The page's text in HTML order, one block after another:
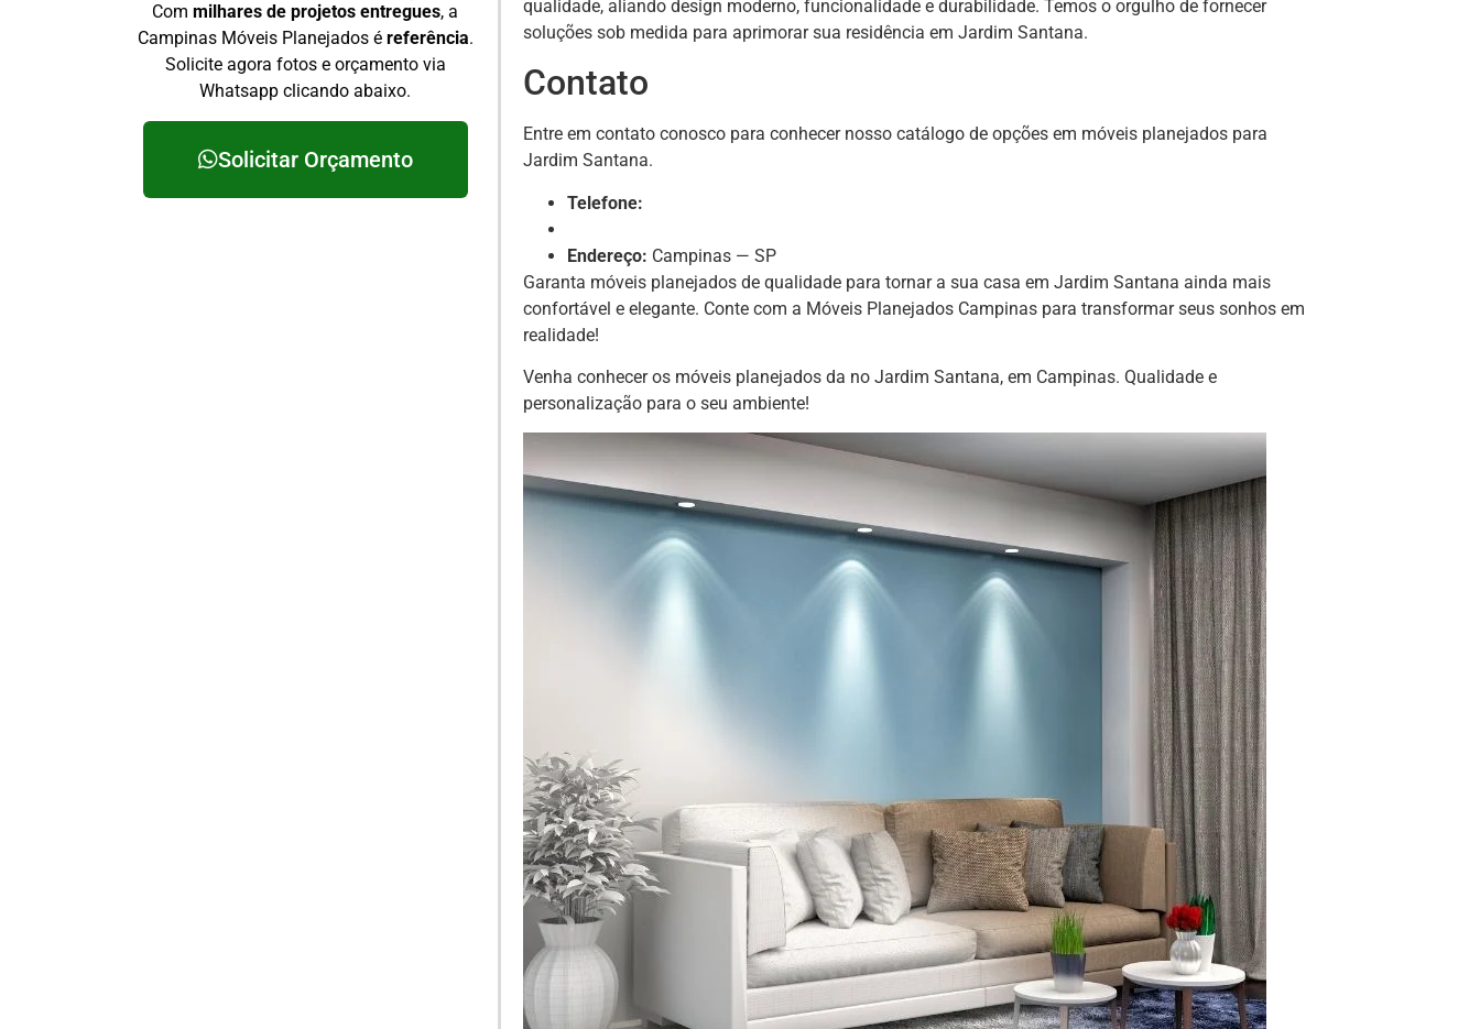
Commilhares de projetos entregues, a
Campinas Móveis Planejados é referência.
Solicite agora fotos e orçamento via
Whatsapp clicando abaixo.
Solicitar Orçamento
qualidade, aliando design moderno, funcionalidade e durabilidade. Temos o orgulho de fornecer
soluções sob medida para aprimorar sua residência em Jardim Santana.
Contato
Entre em contato conosco para conhecer nosso catálogo de opções em móveis planejados para
Jardim Santana.
Telefone:
Endereço: Campinas — SP
Garanta móveis planejados de qualidade para tornar a sua casa em Jardim Santana ainda mais
confortável e elegante. Conte com a Móveis Planejados Campinas para transformar seus sonhos em
realidade!
Venha conhecer os móveis planejados da no Jardim Santana, em Campinas. Qualidade e
personalização para o seu ambiente!